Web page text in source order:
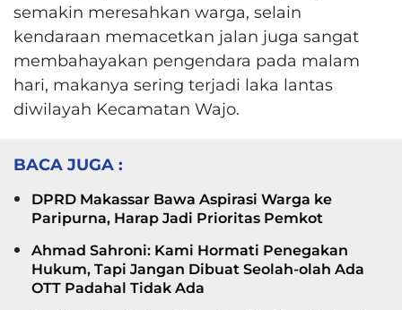
semakin meresahkan warga, selain
kendaraan memacetkan jalan juga sangat
membahayakan pengendara pada malam
hari, makanya sering terjadi laka lantas
diwilayah Kecamatan Wajo.
BACA JUGA :
DPRD Makassar Bawa Aspirasi Warga ke
Paripurna, Harap Jadi Prioritas Pemkot
Ahmad Sahroni: Kami Hormati Penegakan
Hukum, Tapi Jangan Dibuat Seolah-olah Ada
OTT Padahal Tidak Ada